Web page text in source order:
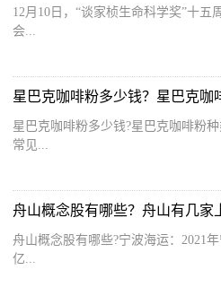
12月10日，“谈家桢生命科学奖”十五
会...
星巴克咖啡粉多少钱？星巴克咖
星巴克咖啡粉多少钱?星巴克咖啡粉
常见...
舟山概念股有哪些?宁波海运：2021
亿...